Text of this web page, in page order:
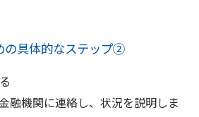
の具体的なステップ②
融機関に連絡し、状況を説明しま